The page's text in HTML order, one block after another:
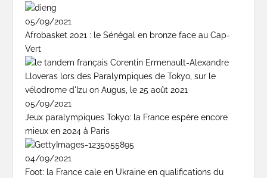
05/09/2021
Afrobasket 2021 : le Sénégal en bronze face au Cap-
Vert
05/09/2021
Jeux paralympiques Tokyo: la France espère encore
mieux en 2024 à Paris
04/09/2021
Foot: la France cale en Ukraine en qualifications du